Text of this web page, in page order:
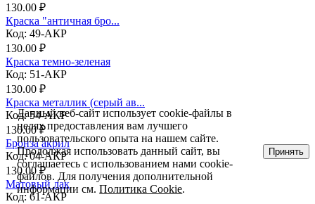
130.00 ₽
Краска "античная бро...
Код: 49-АКР
130.00 ₽
Краска темно-зеленая
Код: 51-АКР
130.00 ₽
Краска металлик (серый ав...
Код: 54-АКР
130.00 ₽
Бронза акрил
Код: 04-АКР
130.00 ₽
Матовый лак
Код: 61-АКР
Данный веб-сайт использует cookie-файлы в
целях предоставления вам лучшего
пользовательского опыта на нашем сайте.
Продолжая использовать данный сайт, вы
соглашаетесь с использованием нами cookie-
файлов. Для получения дополнительной
информации см.Политика Cookie.
Принять